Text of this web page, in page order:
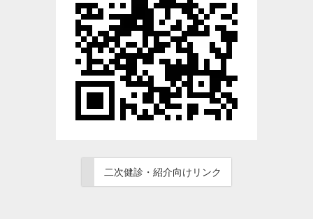
二次健診・紹介向けリンク